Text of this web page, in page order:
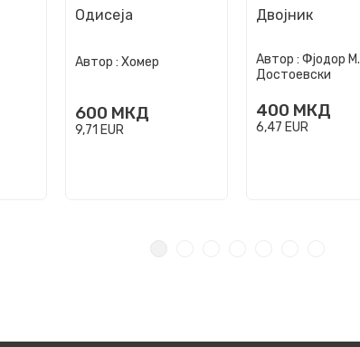
Одисеја
Автор : Хомер
600 МКД
9,71 EUR
Двојник
Автор : Фјодор М.
Достоевски
400 МКД
6,47 EUR